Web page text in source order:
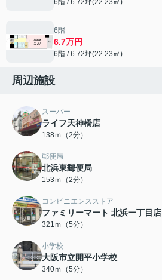
6階
6.7万円
6階 / 6.72坪(22.23㎡)
周辺施設
スーパー
ライフ天神橋店
138ｍ（2分）
郵便局
北浜東郵便局
153ｍ（2分）
コンビニエンスストア
ファミリーマート 北浜一丁目店
321ｍ（5分）
小学校
大阪市立開平小学校
340ｍ（5分）